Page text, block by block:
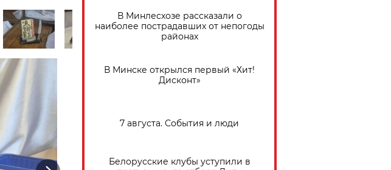
В Минлесхозе рассказали о
наиболее пострадавших от непогоды
районах
В Минске открылся первый «Хит!
Дисконт»
7 августа. События и люди
Белорусские клубы уступили в